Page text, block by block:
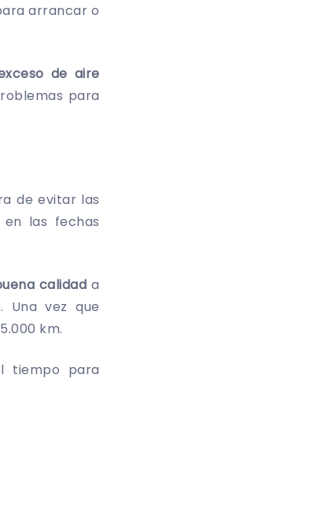
arrancar o
de aire
para
de evitar las
en las fechas
calidada
Una vez que
km.
tiempo para